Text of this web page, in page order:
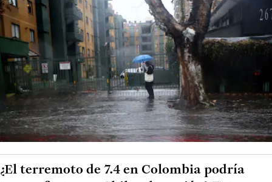
¿El terremoto de 7.4 en Colombia podría